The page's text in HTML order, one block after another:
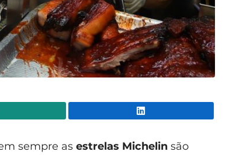
sempre as estrelas Michelin são